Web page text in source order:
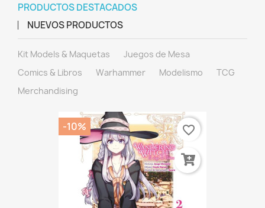
PRODUCTOS DESTACADOS
NUEVOS PRODUCTOS
Kit Models & Maquetas
Juegos de Mesa
Comics & Libros
Warhammer Modelismo
TCG
Merchandising
-10% favorite_border